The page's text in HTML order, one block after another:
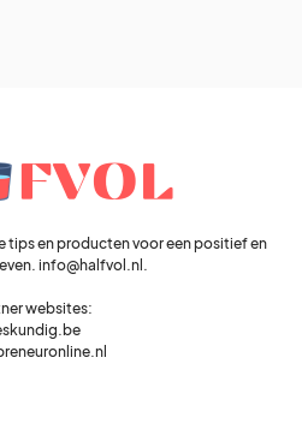
tips en producten voor een positief en
info@halfvol.nl.
websites: